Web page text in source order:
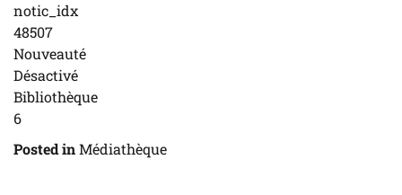
notic_idx
48507
Nouveauté
Désactivé
Bibliothèque
6
Posted inMédiathèque